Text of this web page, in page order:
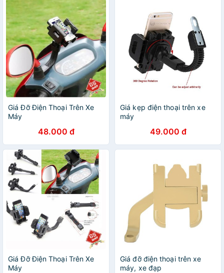
Giá Đỡ Điện Thoại Trên Xe
Máy
48.000 đ
Giá kẹp điện thoại trên xe
máy
49.000 đ
Giá Đỡ Điện Thoại Trên Xe
Máy
Giá đỡ điện thoại trên xe
máy, xe đạp